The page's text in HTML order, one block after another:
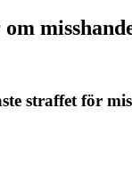
om
straffet för